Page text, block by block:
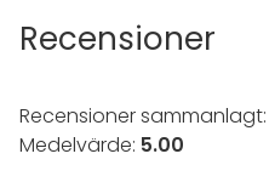
Evenemang
Bröllop
Spa / relax / bastu
Middag / Lunch
Recensioner
Recensioner sammanlagt:
Medelvärde: 5.00